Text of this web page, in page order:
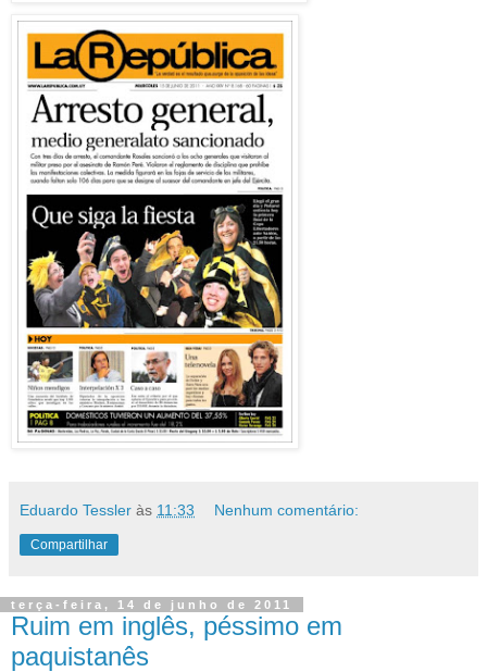
Eduardo Tessler às 11:33 Nenhum comentário:
Compartilhar
terça-feira, 14 de junho de 2011
Ruim em inglês, péssimo em
paquistanês